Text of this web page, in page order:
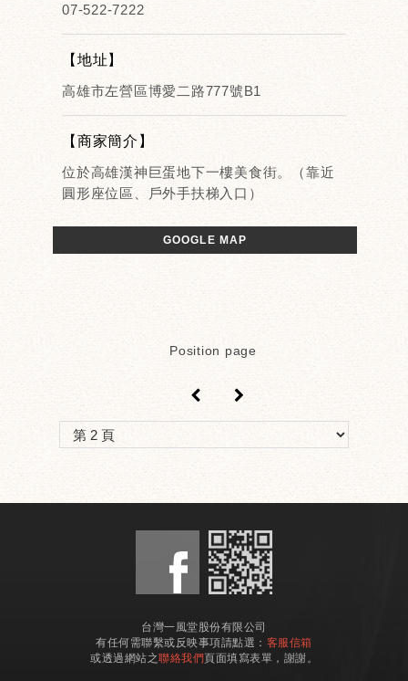
07-522-7222
【地址】
高雄市左營區博愛二路777號B1
【商家簡介】
位於高雄漢神巨蛋地下一樓美食街。（靠近
圓形座位區、戶外手扶梯入口）
GOOGLE MAP
Position page
台灣一風堂股份有限公司
有任何需聯繫或反映事項請點選： 客服信箱
或透過網站之聯絡我們頁面填寫表單，謝謝。